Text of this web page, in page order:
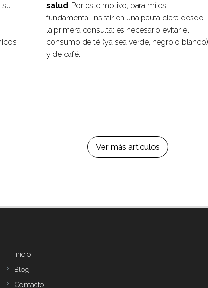
su
salud. Por este motivo, para mí es
fundamental insistir en una pauta clara desde
la primera consulta: es necesario evitar el
consumo de té (ya sea verde, negro o blanco)
y de café.
Ver más artículos
Footer
menu
Inicio
Blog
Contacto